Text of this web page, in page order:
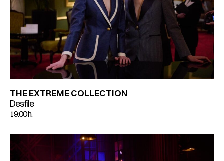
THE EXTREME COLLECTION
Desfile
19:00 h.